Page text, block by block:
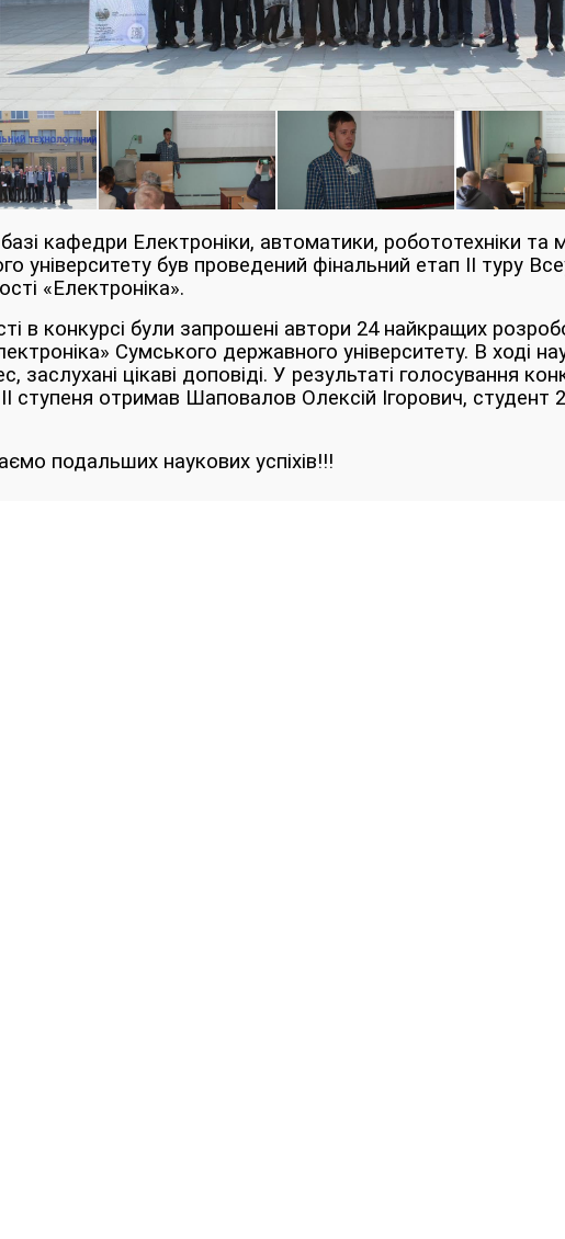
кафедри Електроніки, автоматики, робототехніки та
університету був проведений фінальний етап II туру
«Електроніка».
в конкурсі були запрошені автори 24 найкращих
Сумського державного університету. В ході
заслухані цікаві доповіді. У результаті голосування
отримав Шаповалов Олексій Ігорович, студент
подальших наукових успіхів!!!